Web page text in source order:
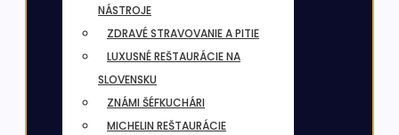
NÁSTROJE
ZDRAVÉ STRAVOVANIE A PITIE
LUXUSNÉ REŠTAURÁCIE NA
SLOVENSKU
ZNÁMI ŠÉFKUCHÁRI
MICHELIN REŠTAURÁCIE